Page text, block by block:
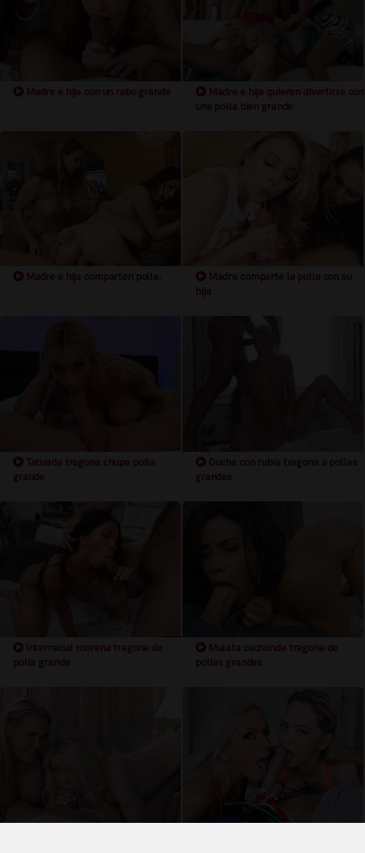
Madre e hija con un rabo grande
Madre e hija quieren divertirse con
una polla bien grande
Madre e hija comparten polla.
Madre comparte la polla con su
hija
Tatuada tragona chupa polla
grande
Ducha con rubia tragona a pollas
grandes
Interracial morena tragona de
polla grande
Mulata cachonda tragona de
pollas grandes